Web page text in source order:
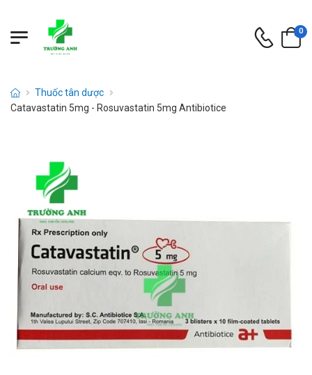
0
Thuốc tân dược
Catavastatin 5mg - Rosuvastatin 5mg Antibiotice